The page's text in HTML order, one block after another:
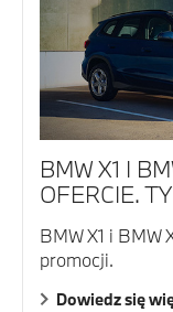
BMW X1 I
OFERCIE.
BMW X1 i BMW
promocji.
Dowiedz się